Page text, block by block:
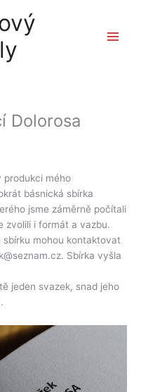
Dolorosa
produkci mého
básnická sbírka
jsme záměrně počítali
zvolili i formát a vazbu.
mohou kontaktovat
Sbírka vyšla
jeden svazek, snad jeho